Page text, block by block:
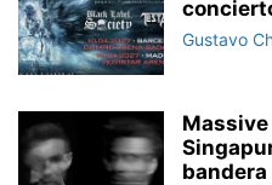
Gustavo